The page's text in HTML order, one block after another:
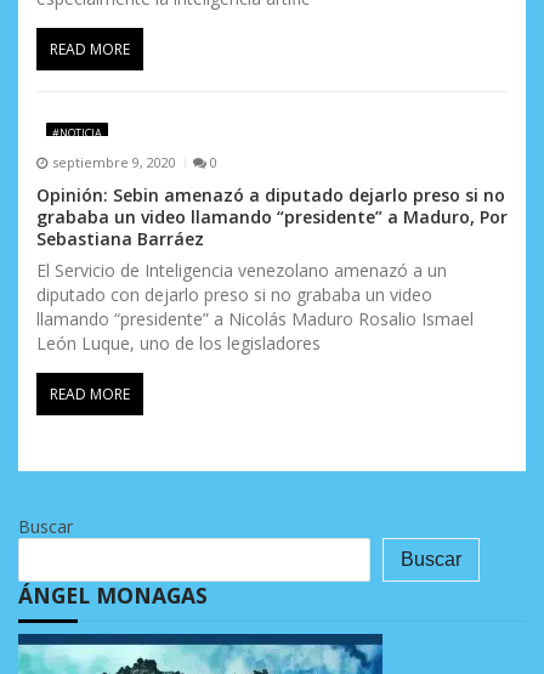
READ MORE
#NOTICIA
septiembre 9, 2020 0
Opinión: Sebin amenazó a diputado dejarlo preso si no
grababa un video llamando “presidente” a Maduro, Por
Sebastiana Barráez
El Servicio de Inteligencia venezolano amenazó a un
diputado con dejarlo preso si no grababa un video
llamando “presidente” a Nicolás Maduro Rosalio Ismael
León Luque, uno de los legisladores
READ MORE
Buscar
Buscar
ÁNGEL MONAGAS